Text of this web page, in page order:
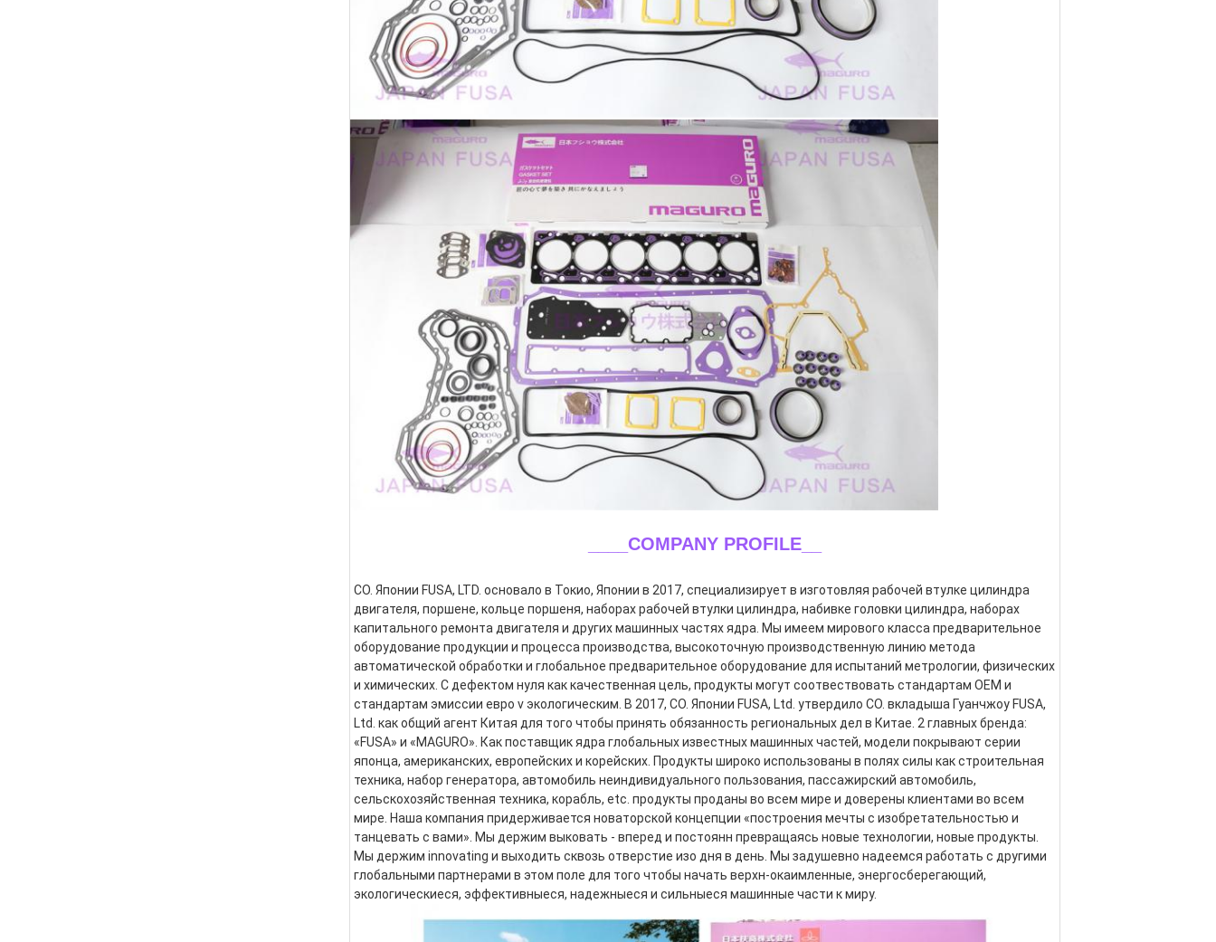
____COMPANY PROFILE__
CO. Японии FUSA, LTD. основало в Токио, Японии в 2017, специализирует в изготовляя рабочей втулке цилиндра
двигателя, поршене, кольце поршеня, наборах рабочей втулки цилиндра, набивке головки цилиндра, наборах
капитального ремонта двигателя и других машинных частях ядра. Мы имеем мирового класса предварительное
оборудование продукции и процесса производства, высокоточную производственную линию метода
автоматической обработки и глобальное предварительное оборудование для испытаний метрологии, физических
и химических. С дефектом нуля как качественная цель, продукты могут соотвествовать стандартам OEM и
стандартам эмиссии евро v экологическим. В 2017, CO. Японии FUSA, Ltd. утвердило CO. вкладыша Гуанчжоу FUSA,
Ltd. как общий агент Китая для того чтобы принять обязанность региональных дел в Китае. 2 главных бренда:
«FUSA» и «MAGURO». Как поставщик ядра глобальных известных машинных частей, модели покрывают серии
японца, американских, европейских и корейских. Продукты широко использованы в полях силы как строительная
техника, набор генератора, автомобиль неиндивидуального пользования, пассажирский автомобиль,
сельскохозяйственная техника, корабль, etc. продукты проданы во всем мире и доверены клиентами во всем
мире. Наша компания придерживается новаторской концепции «построения мечты с изобретательностью и
танцевать с вами». Мы держим выковать - вперед и постоянн превращаясь новые технологии, новые продукты.
Мы держим innovating и выходить сквозь отверстие изо дня в день. Мы задушевно надеемся работать с другими
глобальными партнерами в этом поле для того чтобы начать верхн-окаимленные, энергосберегающий,
экологическиеся, эффективныеся, надежныеся и сильныеся машинные части к миру.